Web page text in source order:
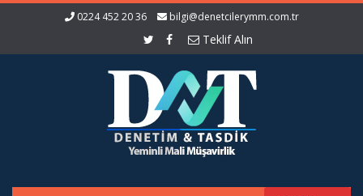
0224 452 20 36 bilgi@denetcilerymm.com.tr
Teklif Alın